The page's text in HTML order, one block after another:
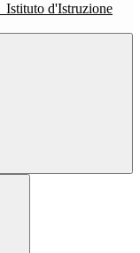
Istituto d'Istruzione